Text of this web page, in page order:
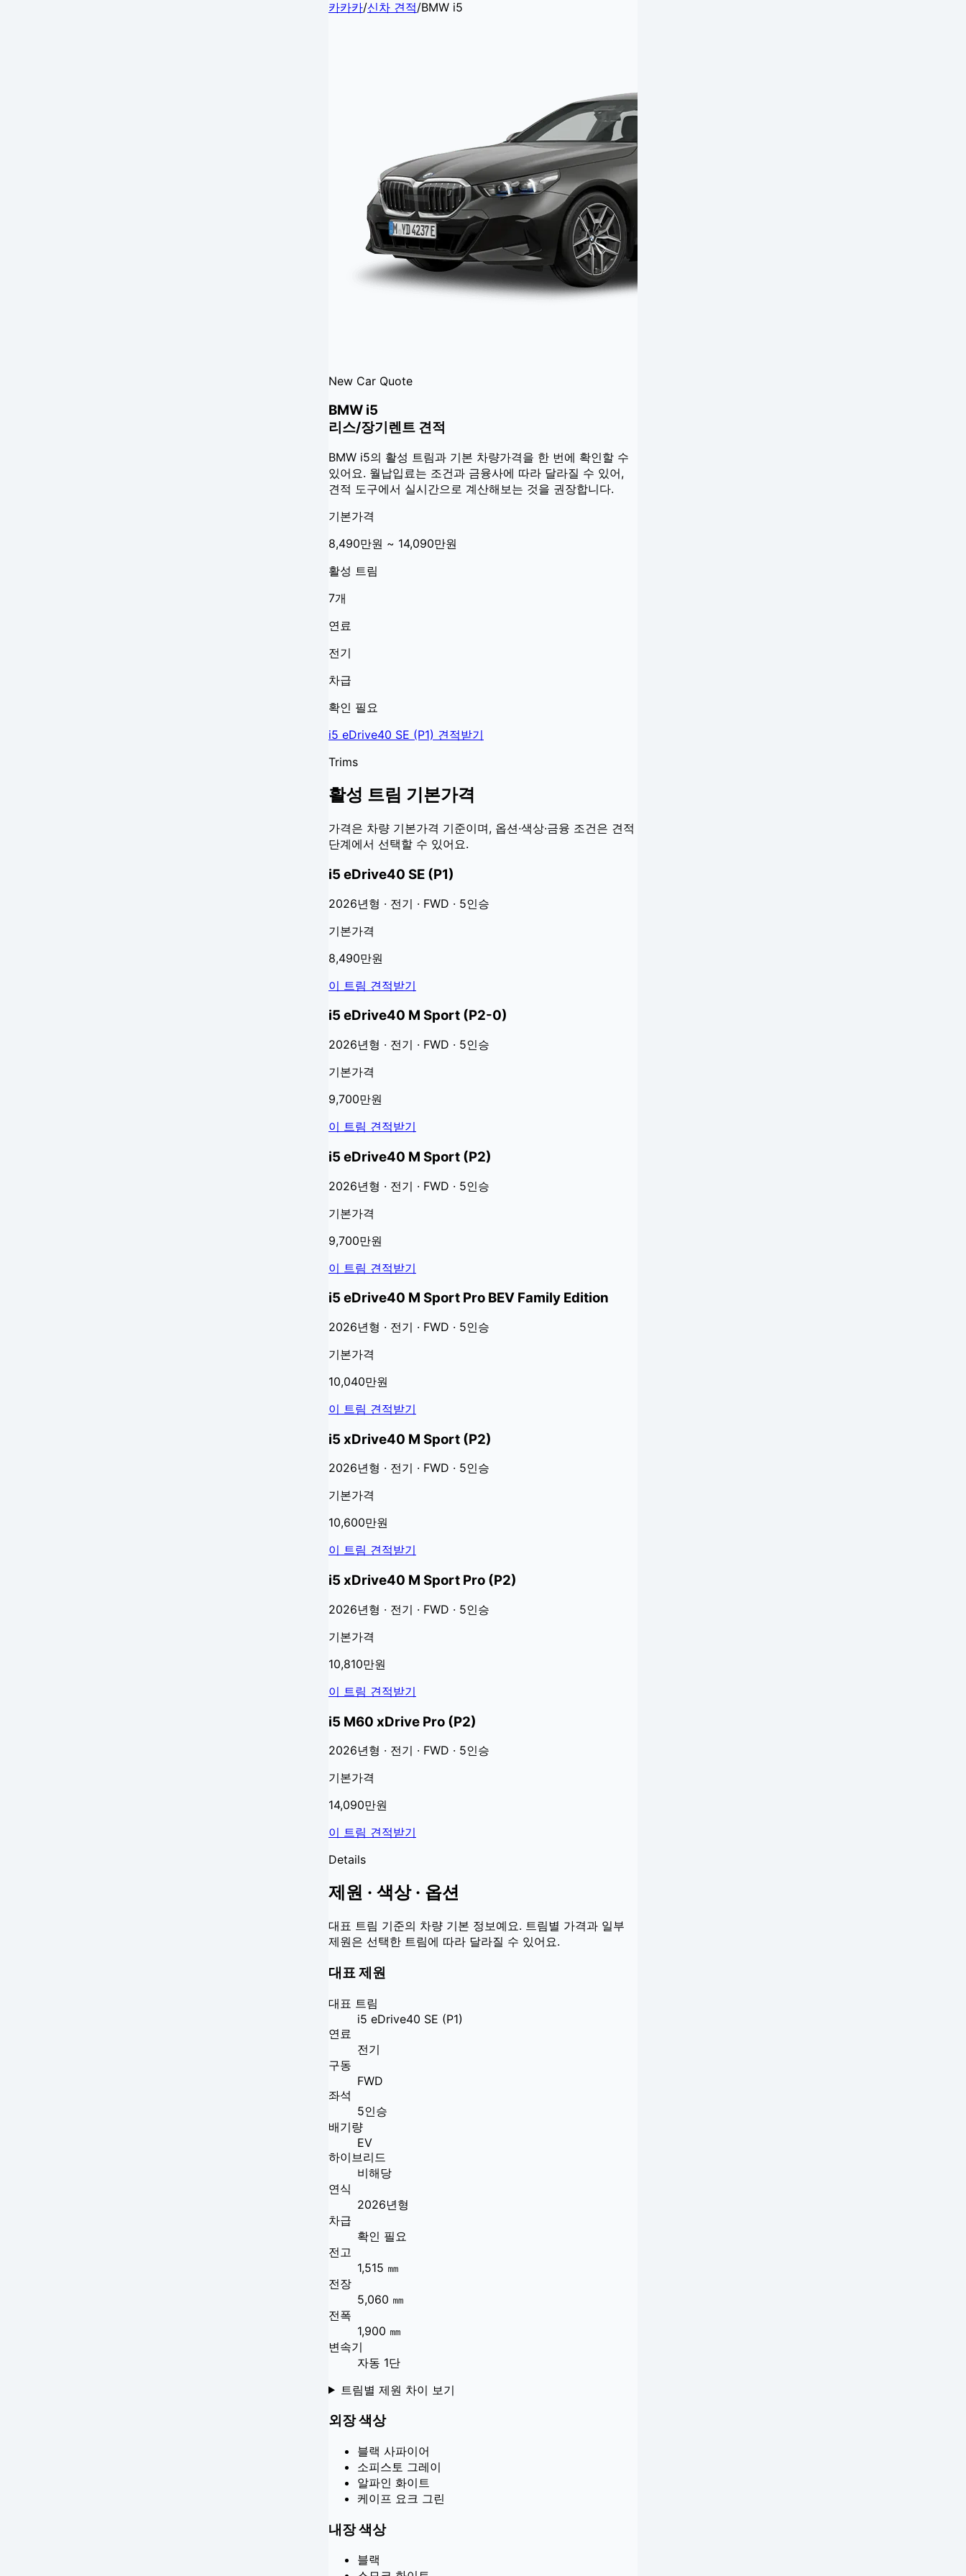
카카카/신차 견적/BMW i5
New Car Quote
BMW i5
리스/장기렌트 견적
BMW i5의 활성 트림과 기본 차량가격을 한 번에 확인할 수
있어요. 월납입료는 조건과 금융사에 따라 달라질 수 있어,
견적 도구에서 실시간으로 계산해보는 것을 권장합니다.
기본가격
8,490만원 ~ 14,090만원
활성 트림
7개
연료
전기
차급
확인 필요
i5 eDrive40 SE (P1) 견적받기
Trims
활성 트림 기본가격
가격은 차량 기본가격 기준이며, 옵션·색상·금융 조건은 견적
단계에서 선택할 수 있어요.
i5 eDrive40 SE (P1)
2026년형 · 전기 · FWD · 5인승
기본가격
8,490만원
이 트림 견적받기
i5 eDrive40 M Sport (P2-0)
2026년형 · 전기 · FWD · 5인승
기본가격
9,700만원
이 트림 견적받기
i5 eDrive40 M Sport (P2)
2026년형 · 전기 · FWD · 5인승
기본가격
9,700만원
이 트림 견적받기
i5 eDrive40 M Sport Pro BEV Family Edition
2026년형 · 전기 · FWD · 5인승
기본가격
10,040만원
이 트림 견적받기
i5 xDrive40 M Sport (P2)
2026년형 · 전기 · FWD · 5인승
기본가격
10,600만원
이 트림 견적받기
i5 xDrive40 M Sport Pro (P2)
2026년형 · 전기 · FWD · 5인승
기본가격
10,810만원
이 트림 견적받기
i5 M60 xDrive Pro (P2)
2026년형 · 전기 · FWD · 5인승
기본가격
14,090만원
이 트림 견적받기
Details
제원 · 색상 · 옵션
대표 트림 기준의 차량 기본 정보예요. 트림별 가격과 일부
제원은 선택한 트림에 따라 달라질 수 있어요.
대표 제원
대표 트림
i5 eDrive40 SE (P1)
연료
전기
구동
FWD
좌석
5인승
배기량
EV
하이브리드
비해당
연식
2026년형
차급
확인 필요
전고
1,515 ㎜
전장
5,060 ㎜
전폭
1,900 ㎜
변속기
자동 1단
트림별 제원 차이 보기
외장 색상
블랙 사파이어
소피스토 그레이
알파인 화이트
케이프 요크 그린
내장 색상
블랙